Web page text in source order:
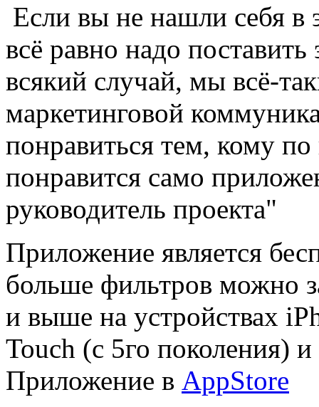
Если вы не нашли себя в
всё равно надо
всякий случай, мы всё-
маркетинговой
понравиться тем, кому
понравится само
руководитель проекта"
Приложение является
больше фильтров можно
и выше на устройствах
Touch (с 5го поколения)
Приложение в AppStore